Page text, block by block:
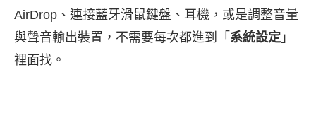
AirDrop、連接藍牙滑鼠鍵盤、耳機，或是調整音量
與聲音輸出裝置，不需要每次都進到「 系統設定 」
裡面找。